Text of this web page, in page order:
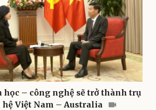
Công nghệ
Sành điệu
Tin Công nghệ
Trải nghiệm
Chuyển đổi số
học – công nghệ sẽ trở thành trụ
hệ Việt Nam – Australia